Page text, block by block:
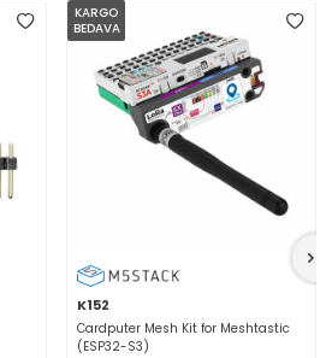
KARGO
BEDAVA
K152
Cardputer Mesh Kit for Meshtastic
(ESP32-S3)